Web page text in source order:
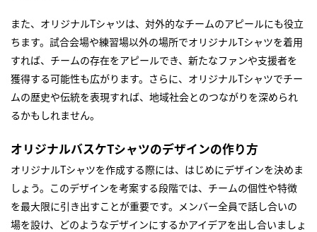
また、オリジナルTシャツは、対外的なチームのアピールにも役立
ちます。試合会場や練習場以外の場所でオリジナルTシャツを着用
すれば、チームの存在をアピールでき、新たなファンや支援者を
獲得する可能性も広がります。さらに、オリジナルTシャツでチー
ムの歴史や伝統を表現すれば、地域社会とのつながりを深められ
るかもしれません。
オリジナルバスケTシャツのデザインの作り方
オリジナルTシャツを作成する際には、はじめにデザインを決めま
しょう。このデザインを考案する段階では、チームの個性や特徴
を最大限に引き出すことが重要です。メンバー全員で話し合いの
場を設け、どのようなデザインにするかアイデアを出し合いましょ